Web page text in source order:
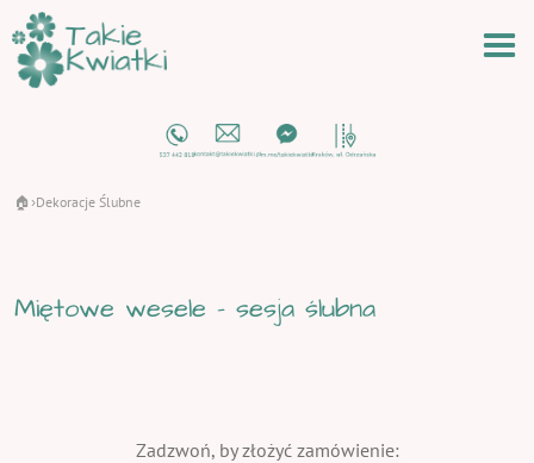
🏠 ›Dekoracje Ślubne
Miętowe wesele - sesja ślubna
Zadzwoń, by złożyć zamówienie: